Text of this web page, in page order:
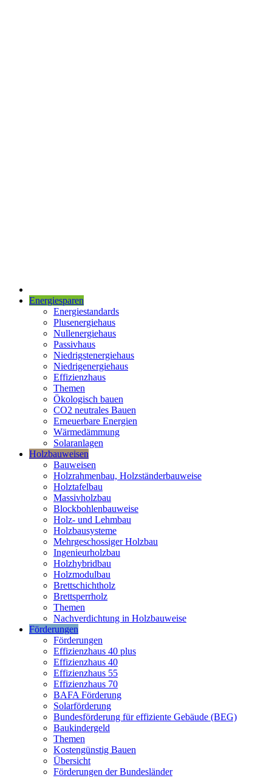
Energiesparen
Energiestandards
Plusenergiehaus
Nullenergiehaus
Passivhaus
Niedrigstenergiehaus
Niedrigenergiehaus
Effizienzhaus
Themen
Ökologisch bauen
CO2 neutrales Bauen
Erneuerbare Energien
Wärmedämmung
Solaranlagen
Holzbauweisen
Bauweisen
Holzrahmenbau, Holzständerbauweise
Holztafelbau
Massivholzbau
Blockbohlenbauweise
Holz- und Lehmbau
Holzbausysteme
Mehrgeschossiger Holzbau
Ingenieurholzbau
Holzhybridbau
Holzmodulbau
Brettschichtholz
Brettsperrholz
Themen
Nachverdichtung in Holzbauweise
Förderungen
Förderungen
Effizienzhaus 40 plus
Effizienzhaus 40
Effizienzhaus 55
Effizienzhaus 70
BAFA Förderung
Solarförderung
Bundesförderung für effiziente Gebäude (BEG)
Baukindergeld
Themen
Kostengünstig Bauen
Übersicht
Förderungen der Bundesländer